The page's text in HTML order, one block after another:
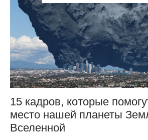
15 кадров, которые
место нашей планеты
Вселенной